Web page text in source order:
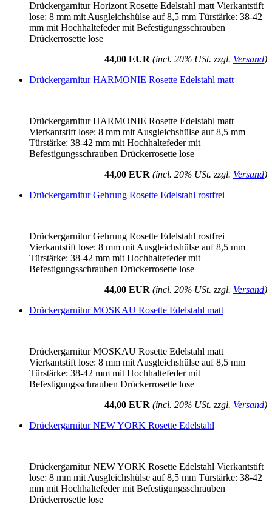
Drückergarnitur Horizont Rosette Edelstahl matt Vierkantstift
lose: 8 mm mit Ausgleichshülse auf 8,5 mm Türstärke: 38-42
mm mit Hochhaltefeder mit Befestigungsschrauben
Drückerrosette lose
44,00 EUR (incl. 20% USt. zzgl. Versand)
Drückergarnitur HARMONIE Rosette Edelstahl matt
Drückergarnitur HARMONIE Rosette Edelstahl matt
Vierkantstift lose: 8 mm mit Ausgleichshülse auf 8,5 mm
Türstärke: 38-42 mm mit Hochhaltefeder mit
Befestigungsschrauben Drückerrosette lose
44,00 EUR (incl. 20% USt. zzgl. Versand)
Drückergarnitur Gehrung Rosette Edelstahl rostfrei
Drückergarnitur Gehrung Rosette Edelstahl rostfrei
Vierkantstift lose: 8 mm mit Ausgleichshülse auf 8,5 mm
Türstärke: 38-42 mm mit Hochhaltefeder mit
Befestigungsschrauben Drückerrosette lose
44,00 EUR (incl. 20% USt. zzgl. Versand)
Drückergarnitur MOSKAU Rosette Edelstahl matt
Drückergarnitur MOSKAU Rosette Edelstahl matt
Vierkantstift lose: 8 mm mit Ausgleichshülse auf 8,5 mm
Türstärke: 38-42 mm mit Hochhaltefeder mit
Befestigungsschrauben Drückerrosette lose
44,00 EUR (incl. 20% USt. zzgl. Versand)
Drückergarnitur NEW YORK Rosette Edelstahl
Drückergarnitur NEW YORK Rosette Edelstahl Vierkantstift
lose: 8 mm mit Ausgleichshülse auf 8,5 mm Türstärke: 38-42
mm mit Hochhaltefeder mit Befestigungsschrauben
Drückerrosette lose